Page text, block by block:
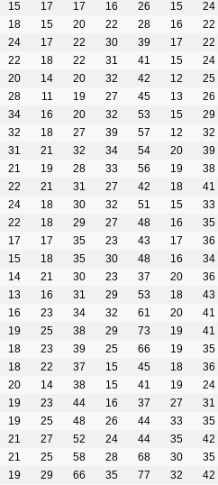
15 17 17 16 26 15 24
18 15 20 22 28 16 22
24 17 22 30 39 17 22
22 18 22 31 41 15 24
20 14 20 32 42 12 25
28 11 19 27 45 13 26
34 16 20 32 53 15 29
32 18 27 39 57 12 32
31 21 32 34 54 20 39
21 19 28 33 56 19 38
22 21 31 27 42 18 41
24 18 30 32 51 15 33
22 18 29 27 48 16 35
17 17 35 23 43 17 36
15 18 35 30 48 16 34
14 21 30 23 37 20 36
13 16 31 29 53 18 43
16 23 34 32 61 20 41
19 25 38 29 73 19 41
18 23 39 25 66 19 35
18 22 37 15 45 18 36
20 14 38 15 41 19 24
19 23 44 16 37 27 31
19 25 48 26 44 33 35
21 27 52 24 44 35 42
21 25 58 28 68 30 35
19 29 66 35 77 32 42